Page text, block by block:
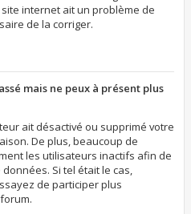
internet ait un problème de
de la corriger.
mais ne peux à présent plus
ait désactivé ou supprimé votre
De plus, beaucoup de
les utilisateurs inactifs afin de
Si tel était le cas,
de participer plus